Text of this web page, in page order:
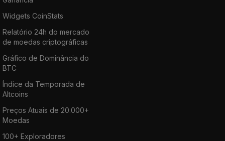
Widgets CoinStats
Relatório 24h do mercado
de moedas criptográficas
Gráfico de Dominância do
BTC
Índice da Temporada de
Altcoins
Preços Atuais de 20.000+
Moedas
100+ Exploradores